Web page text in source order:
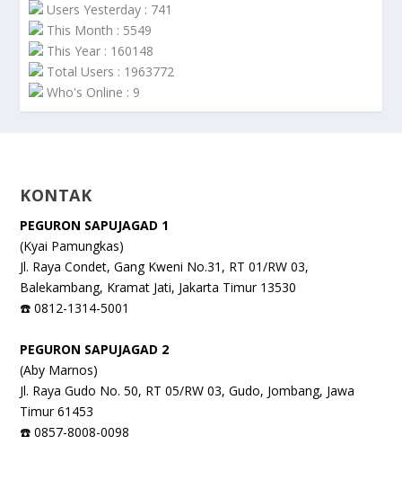
Users Yesterday : 741
This Month : 5549
This Year : 160148
Total Users : 1963772
Who's Online : 9
KONTAK
PEGURON SAPUJAGAD 1
(Kyai Pamungkas)
Jl. Raya Condet, Gang Kweni No.31, RT 01/RW 03,
Balekambang, Kramat Jati, Jakarta Timur 13530
☎️ 0812-1314-5001
PEGURON SAPUJAGAD 2
(Aby Marnos)
Jl. Raya Gudo No. 50, RT 05/RW 03, Gudo, Jombang, Jawa
Timur 61453
☎️ 0857-8008-0098